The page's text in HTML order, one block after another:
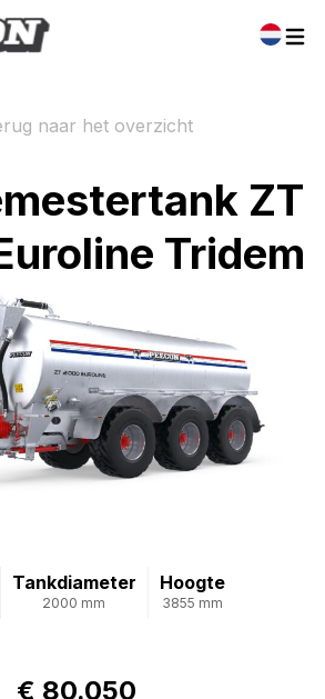
naar het overzicht
ZT
Tridem
Tankdiameter
2000 mm
Hoogte
3855 mm
€ 80.050